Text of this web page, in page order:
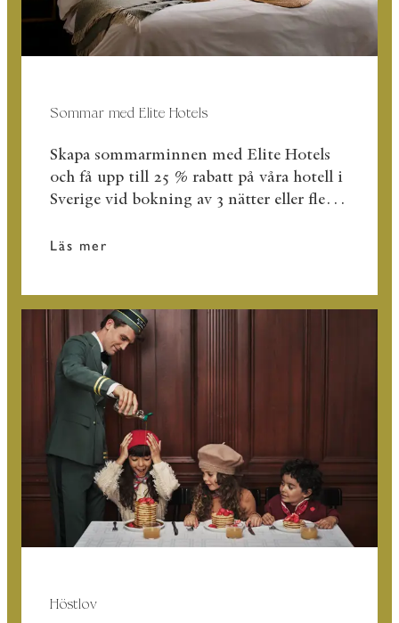
Sommar med Elite Hotels
Skapa sommarminnen med Elite Hotels
och få upp till 25 % rabatt på våra hotell i
Sverige vid bokning av 3 nätter eller fler
Läs mer
Höstlov